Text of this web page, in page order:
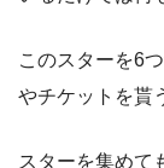
このスターを6
やチケットを貰
スターを集めて